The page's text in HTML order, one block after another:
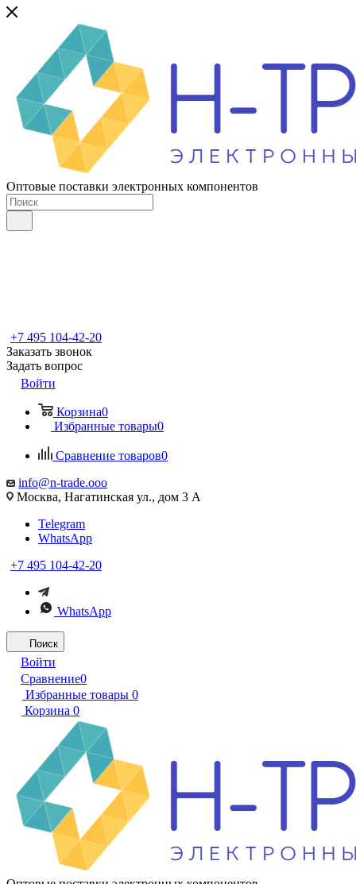
Оптовые поставки электронных компонентов
+7 495 104-42-20
Заказать звонок
Задать вопрос
Войти
Корзина0
Избранные товары0
Сравнение товаров0
info@n-trade.ooo
Москва, Нагатинская ул., дом 3 А
Telegram
WhatsApp
+7 495 104-42-20
WhatsApp
Поиск
Войти
Сравнение0
Избранные товары 0
Корзина 0